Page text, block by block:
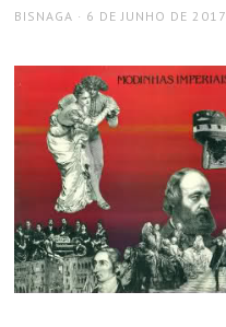
AUTHOR
BISNAGA
POSTED
6 DE JUNHO DE 2017